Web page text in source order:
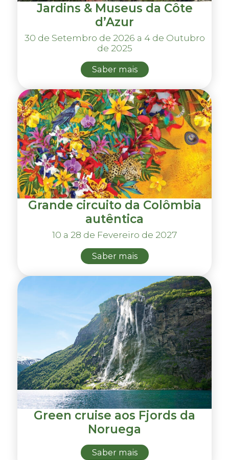
Jardins & Museus da Côte
d’Azur
30 de Setembro de 2026 a 4 de Outubro
de 2025
Saber mais
Grande circuito da Colômbia
autêntica
10 a 28 de Fevereiro de 2027
Saber mais
Green cruise aos Fjords da
Noruega
Saber mais